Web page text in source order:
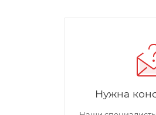
Нужна